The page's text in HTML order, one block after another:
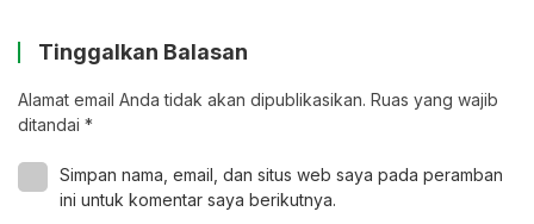
Tinggalkan Balasan
Alamat email Anda tidak akan dipublikasikan. Ruas yang wajib
ditandai *
Simpan nama, email, dan situs web saya pada peramban
ini untuk komentar saya berikutnya.